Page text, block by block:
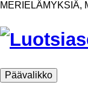
Ohita
MERIELÄMYKSIÄ,
Päävalikko